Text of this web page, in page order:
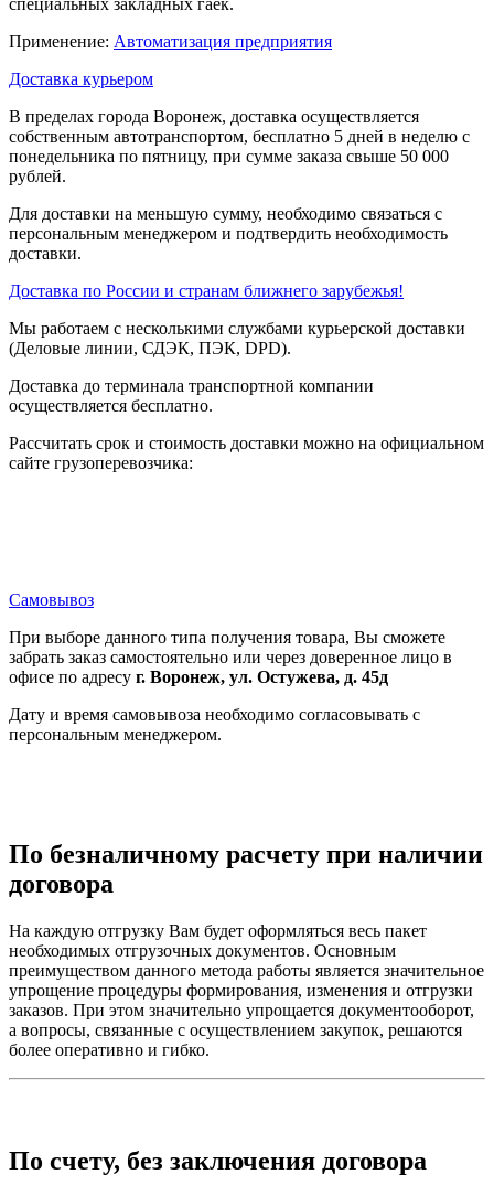
Применение: Автоматизация предприятия
Доставка курьером
В пределах города Воронеж, доставка осуществляется
собственным автотранспортом, бесплатно 5 дней в неделю с
понедельника по пятницу, при сумме заказа свыше 50 000
рублей.
Для доставки на меньшую сумму, необходимо связаться с
персональным менеджером и подтвердить необходимость
доставки.
Доставка по России и странам ближнего зарубежья!
Мы работаем с несколькими службами курьерской доставки
(Деловые линии, СДЭК, ПЭК, DPD).
Доставка до терминала транспортной компании
осуществляется бесплатно.
Рассчитать срок и стоимость доставки можно на официальном
сайте грузоперевозчика:
Самовывоз
При выборе данного типа получения товара, Вы сможете
забрать заказ самостоятельно или через доверенное лицо в
офисе по адресу г. Воронеж, ул. Остужева, д. 45д
Дату и время самовывоза необходимо согласовывать с
персональным менеджером.
По безналичному расчету при наличии
договора
На каждую отгрузку Вам будет оформляться весь пакет
необходимых отгрузочных документов. Основным
преимуществом данного метода работы является значительное
упрощение процедуры формирования, изменения и отгрузки
заказов. При этом значительно упрощается документооборот,
а вопросы, связанные с осуществлением закупок, решаются
более оперативно и гибко.
По счету, без заключения договора